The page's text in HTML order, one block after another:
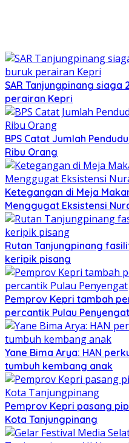
SAR Tanjungpinang siaga
perairan Kepri
BPS Catat Jumlah
Ribu Orang
Ketegangan di Meja
Menggugat Eksistensi
Rutan Tanjungpinang
keripik pisang
Pemprov Kepri tambah
percantik Pulau Penyengat
Yane Bima Arya: HAN
tumbuh kembang anak
Pemprov Kepri pasang
Kota Tanjungpinang